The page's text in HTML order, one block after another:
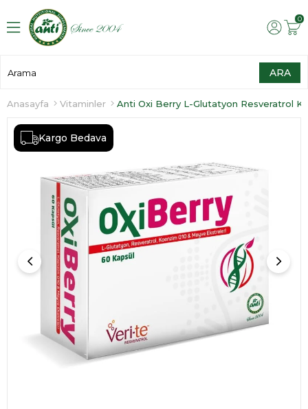
0
Anasayfa Vitaminler
Kargo Bedava